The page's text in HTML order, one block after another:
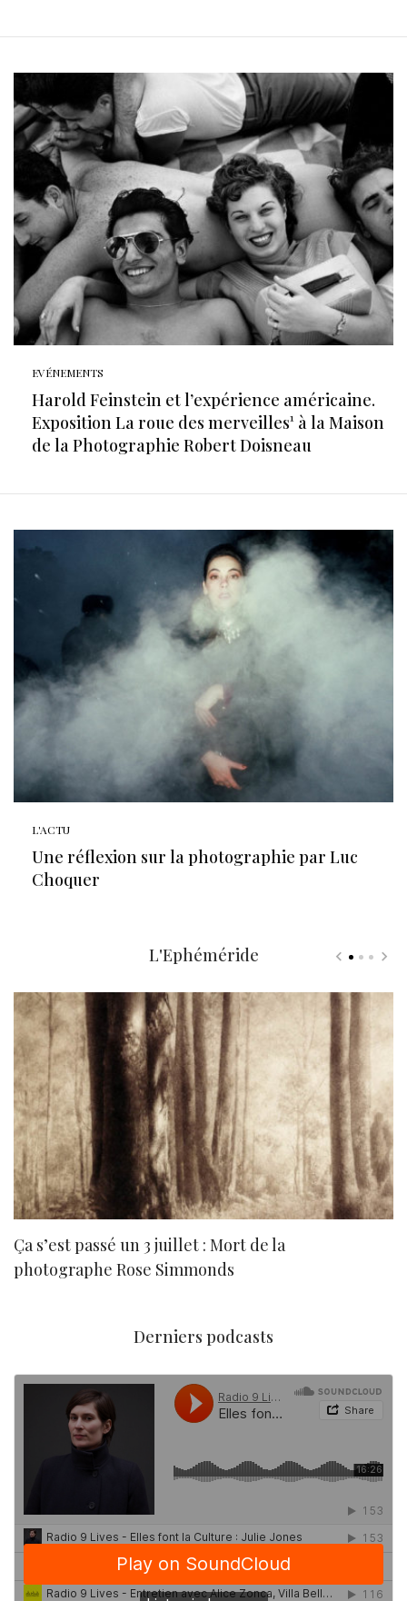
EVÉNEMENTS
Harold Feinstein et l’expérience américaine.
Exposition La roue des merveilles¹ à la Maison
de la Photographie Robert Doisneau
L'ACTU
Une réflexion sur la photographie par Luc
Choquer
L'Ephéméride
Ça s’est passé un 3 juillet : Mort de la
photographe Rose Simmonds
Derniers podcasts